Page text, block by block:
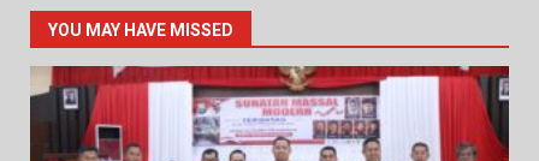
YOU MAY HAVE MISSED